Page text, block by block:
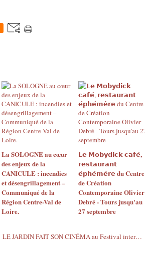
La SOLOGNE au cœur
des enjeux de la
CANICULE : incendies
et désengrillagement –
Communiqué de la
Région Centre-Val de
Loire.
𝗟𝗲 𝗠𝗼𝗯𝘆𝗱𝗶𝗰𝗸 𝗰𝗮𝗳𝗲́,
𝗿𝗲𝘀𝘁𝗮𝘂𝗿𝗮𝗻𝘁
𝗲́𝗽𝗵𝗲́𝗺𝗲̀𝗿𝗲 du Centre
de Création
Contemporaine Olivier
Debré - Tours jusqu'au
27 septembre
LE JARDIN FAIT SON CINÉMA au Festival international du Domaine régional de Chaumont/Loire - 22 avril au 1er novembre 2026